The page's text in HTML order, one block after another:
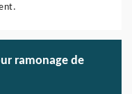
ramonage de